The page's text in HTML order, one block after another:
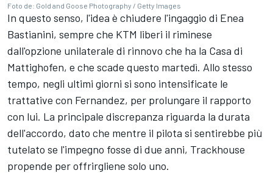
Foto de: Gold and Goose Photography / Getty Images
In questo senso, l'idea è chiudere l'ingaggio di Enea
Bastianini, sempre che KTM liberi il riminese
dall'opzione unilaterale di rinnovo che ha la Casa di
Mattighofen, e che scade questo martedì. Allo stesso
tempo, negli ultimi giorni si sono intensificate le
trattative con Fernandez, per prolungare il rapporto
con lui. La principale discrepanza riguarda la durata
dell'accordo, dato che mentre il pilota si sentirebbe più
tutelato se l'impegno fosse di due anni, Trackhouse
propende per offrirgliene solo uno.